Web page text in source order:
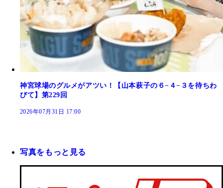
神宮球場のグルメがアツい！【山本萩子の６−４−３を待ちわ
びて】第229回
2026年07月31日 17:00
写真をもっと見る